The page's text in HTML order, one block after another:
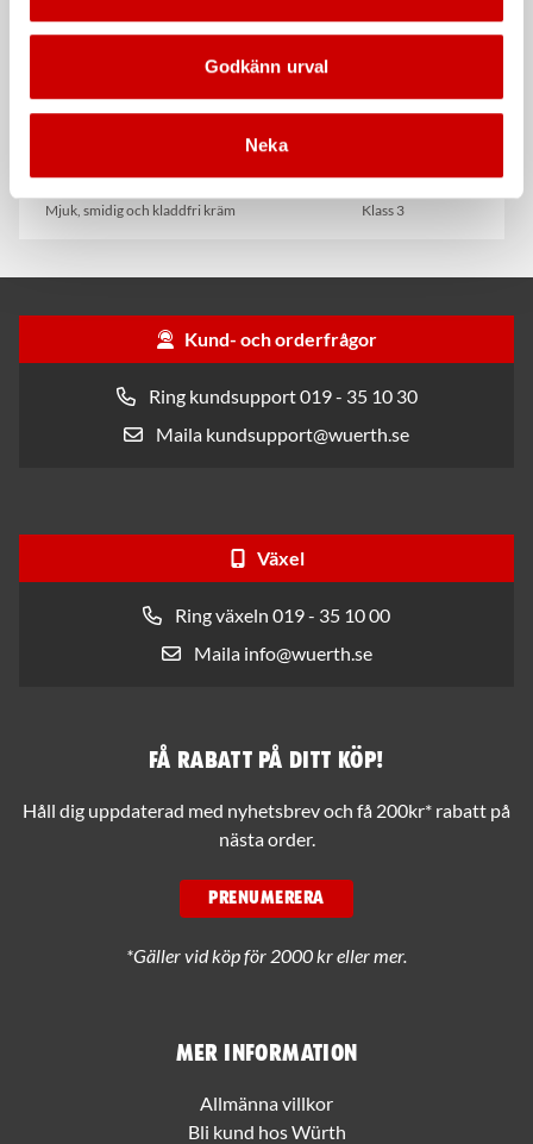
Godkänn urval
Neka
Mjuk, smidig och kladdfri kräm Klass 3
Kund- och orderfrågor
Ring kundsupport 019 - 35 10 30
Maila kundsupport@wuerth.se
Växel
Ring växeln 019 - 35 10 00
Maila info@wuerth.se
Mer information
Allmänna villkor
Bli kund hos Würth
Få rabatt på ditt köp!
Håll dig uppdaterad med nyhetsbrev och få 200kr* rabatt på
nästa order.
PRENUMERERA
*Gäller vid köp för 2000 kr eller mer.